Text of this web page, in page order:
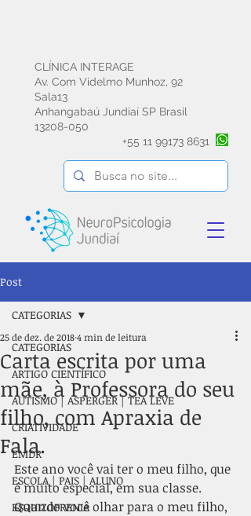
CLÍNICA INTERAGE
Av. Com Videlmo Munhoz, 92
Sala13
Anhangabaú Jundiaí SP Brasil
13208-050
+55 11 99173 8631
Post
CATEGORIAS
ARTIGO CIENTÍFICO
AUTISMO | ASPERGER | TEA LEVE
CRIATIVIDADE
EMDR
ESCOLA | PAIS | ALUNO
ESQUIZOFRENIA
CATEGORIAS
Carta escrita por uma
mãe, à Professora do seu
filho, com Apraxia de
Fala.
25 de dez. de 20184 min de leitura
Este ano você vai ter o meu filho, que
é muito especial, em sua classe.
Quando você olhar para o meu filho,